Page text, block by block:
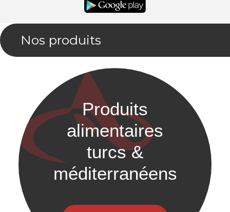
Produits
alimentaires
turcs &
méditerranéens
Nos produits